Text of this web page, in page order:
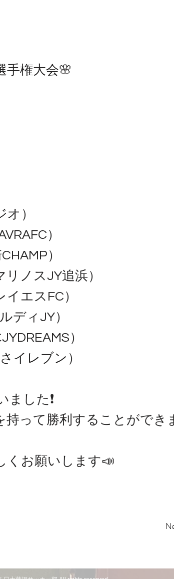
手権大会🌸
）
）
）
ノスJY追浜）
イエスFC）
ディJY）
）
イレブン）
した❗️
持って勝利することができ
くお願いします📣